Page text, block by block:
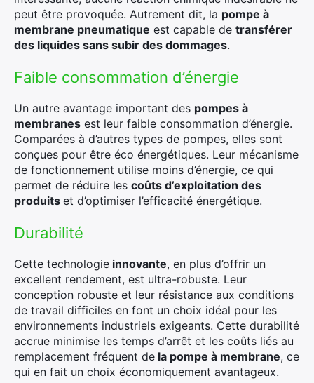
peut être provoquée. Autrement dit, la pompe à
membrane pneumatique est capable de transférer
des liquides sans subir des dommages.
Faible consommation d’énergie
Un autre avantage important des pompes à
membranes est leur faible consommation d’énergie.
Comparées à d’autres types de pompes, elles sont
conçues pour être éco énergétiques. Leur mécanisme
de fonctionnement utilise moins d’énergie, ce qui
permet de réduire les coûts d’exploitation des
produits et d’optimiser l’efficacité énergétique.
Durabilité
Cette technologie innovante, en plus d’offrir un
excellent rendement, est ultra-robuste. Leur
conception robuste et leur résistance aux conditions
de travail difficiles en font un choix idéal pour les
environnements industriels exigeants. Cette durabilité
accrue minimise les temps d’arrêt et les coûts liés au
remplacement fréquent de la pompe à membrane, ce
qui en fait un choix économiquement avantageux.